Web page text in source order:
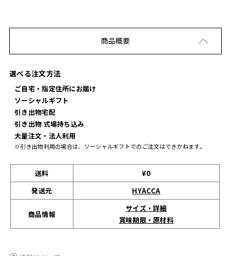
商品概要
選べる注文方法
ご自宅・指定住所にお届け
ソーシャルギフト
引き出物宅配
引き出物 式場持ち込み
大量注文・法人利用
※引き出物利用の場合は、ソーシャルギフトでのご注文はできかねます。
送料
¥0
発送元
HYACCA
商品情報
サイズ・詳細
賞味期限・原材料